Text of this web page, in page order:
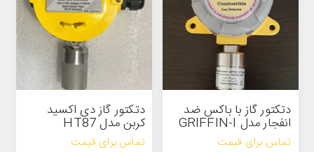
دتکتور گاز با باکس ضد
انفجار مدل GRIFFIN-I
تماس برای قیمت
دتکتور گاز دی اکسید
کربن مدل HT87
تماس برای قیمت